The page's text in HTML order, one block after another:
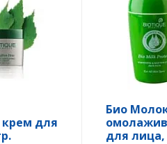
крем для
Био
для лица,